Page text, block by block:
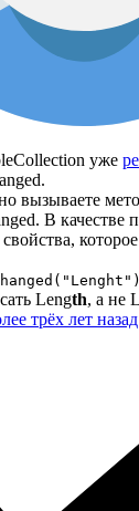
уже
вызываете
В качестве
Length, а не
трёх лет назад